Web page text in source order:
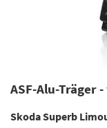
ASF-Alu-Träger
Skoda Superb